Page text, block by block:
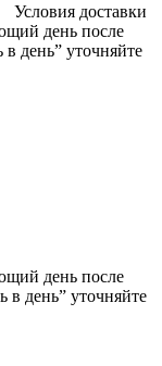
Условия доставки
день после
день” уточняйте
день после
в день” уточняйте